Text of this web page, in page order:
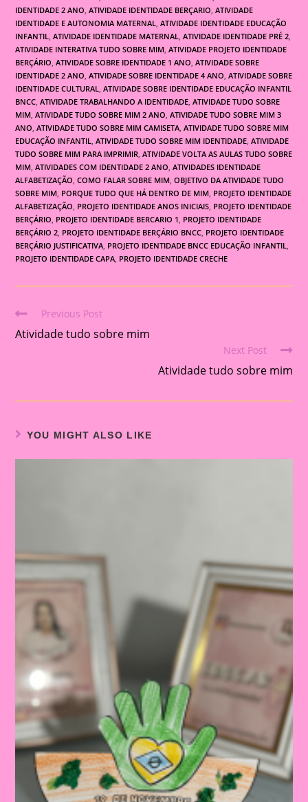
IDENTIDADE 2 ANO, ATIVIDADE IDENTIDADE BERÇARIO, ATIVIDADE
IDENTIDADE E AUTONOMIA MATERNAL, ATIVIDADE IDENTIDADE EDUCAÇÃO
INFANTIL, ATIVIDADE IDENTIDADE MATERNAL, ATIVIDADE IDENTIDADE PRÉ 2,
ATIVIDADE INTERATIVA TUDO SOBRE MIM, ATIVIDADE PROJETO IDENTIDADE
BERÇÁRIO, ATIVIDADE SOBRE IDENTIDADE 1 ANO, ATIVIDADE SOBRE
IDENTIDADE 2 ANO, ATIVIDADE SOBRE IDENTIDADE 4 ANO, ATIVIDADE SOBRE
IDENTIDADE CULTURAL, ATIVIDADE SOBRE IDENTIDADE EDUCAÇÃO INFANTIL
BNCC, ATIVIDADE TRABALHANDO A IDENTIDADE, ATIVIDADE TUDO SOBRE
MIM, ATIVIDADE TUDO SOBRE MIM 2 ANO, ATIVIDADE TUDO SOBRE MIM 3
ANO, ATIVIDADE TUDO SOBRE MIM CAMISETA, ATIVIDADE TUDO SOBRE MIM
EDUCAÇÃO INFANTIL, ATIVIDADE TUDO SOBRE MIM IDENTIDADE, ATIVIDADE
TUDO SOBRE MIM PARA IMPRIMIR, ATIVIDADE VOLTA AS AULAS TUDO SOBRE
MIM, ATIVIDADES COM IDENTIDADE 2 ANO, ATIVIDADES IDENTIDADE
ALFABETIZAÇÃO, COMO FALAR SOBRE MIM, OBJETIVO DA ATIVIDADE TUDO
SOBRE MIM, PORQUE TUDO QUE HÁ DENTRO DE MIM, PROJETO IDENTIDADE
ALFABETIZAÇÃO, PROJETO IDENTIDADE ANOS INICIAIS, PROJETO IDENTIDADE
BERÇÁRIO, PROJETO IDENTIDADE BERCARIO 1, PROJETO IDENTIDADE
BERÇÁRIO 2, PROJETO IDENTIDADE BERÇÁRIO BNCC, PROJETO IDENTIDADE
BERÇÁRIO JUSTIFICATIVA, PROJETO IDENTIDADE BNCC EDUCAÇÃO INFANTIL,
PROJETO IDENTIDADE CAPA, PROJETO IDENTIDADE CRECHE
Read
more
Previous Post
Atividade tudo sobre mim
Next Post
Atividade tudo sobre mim
YOU MIGHT ALSO LIKE